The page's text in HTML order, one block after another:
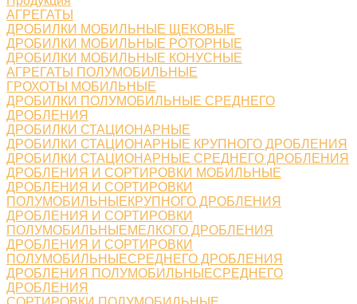
АГРЕГАТЫ
ДРОБИЛКИ МОБИЛЬНЫЕ ЩЕКОВЫЕ
ДРОБИЛКИ МОБИЛЬНЫЕ РОТОРНЫЕ
ДРОБИЛКИ МОБИЛЬНЫЕ КОНУСНЫЕ
АГРЕГАТЫ ПОЛУМОБИЛЬНЫЕ
ГРОХОТЫ МОБИЛЬНЫЕ
ДРОБИЛКИ ПОЛУМОБИЛЬНЫЕ СРЕДНЕГО
ДРОБЛЕНИЯ
ДРОБИЛКИ СТАЦИОНАРНЫЕ
ДРОБИЛКИ СТАЦИОНАРНЫЕ КРУПНОГО ДРОБЛЕНИЯ
ДРОБИЛКИ СТАЦИОНАРНЫЕ СРЕДНЕГО ДРОБЛЕНИЯ
ДРОБЛЕНИЯ И СОРТИРОВКИ МОБИЛЬНЫЕ
ДРОБЛЕНИЯ И СОРТИРОВКИ
ПОЛУМОБИЛЬНЫЕКРУПНОГО ДРОБЛЕНИЯ
ДРОБЛЕНИЯ И СОРТИРОВКИ
ПОЛУМОБИЛЬНЫЕМЕЛКОГО ДРОБЛЕНИЯ
ДРОБЛЕНИЯ И СОРТИРОВКИ
ПОЛУМОБИЛЬНЫЕСРЕДНЕГО ДРОБЛЕНИЯ
ДРОБЛЕНИЯ ПОЛУМОБИЛЬНЫЕСРЕДНЕГО
ДРОБЛЕНИЯ